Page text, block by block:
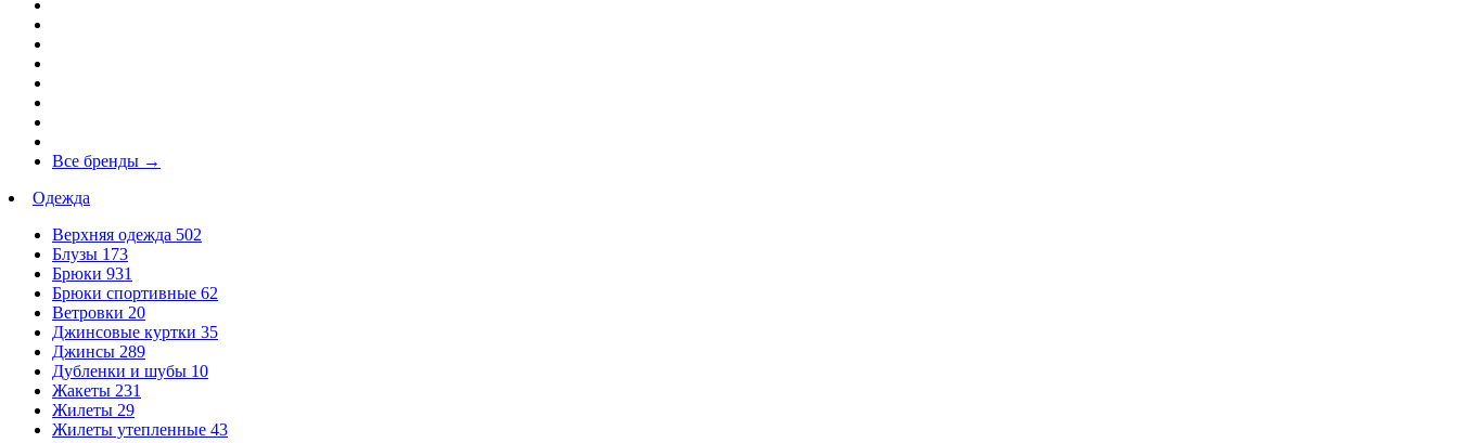
Все бренды →
Одежда
Верхняя одежда 502
Блузы 173
Брюки 931
Брюки спортивные 62
Ветровки 20
Джинсовые куртки 35
Джинсы 289
Дубленки и шубы 10
Жакеты 231
Жилеты 29
Жилеты утепленные 43